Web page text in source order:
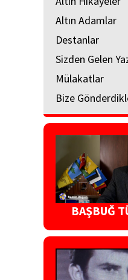
Altın Adamlar
Destanlar
Sizden Gelen
Mülakatlar
Bize
BAŞBUĞ